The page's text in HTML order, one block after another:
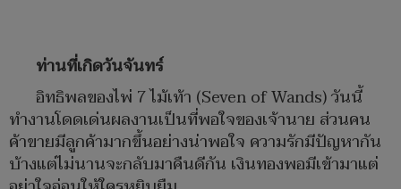
ท่านที่เกิดวันจันทร์
อิทธิพลของไพ่ 7 ไม้เท้า (Seven of Wands) วันนี้
ทำงานโดดเด่นผลงานเป็นที่พอใจของเจ้านาย ส่วนคน
ค้าขายมีลูกค้ามากขึ้นอย่างน่าพอใจ ความรักมีปัญหากัน
บ้างแต่ไม่นานจะกลับมาคืนดีกัน เงินทองพอมีเข้ามาแต่